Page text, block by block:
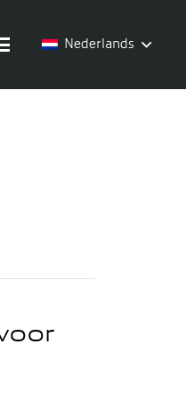
Nederlands